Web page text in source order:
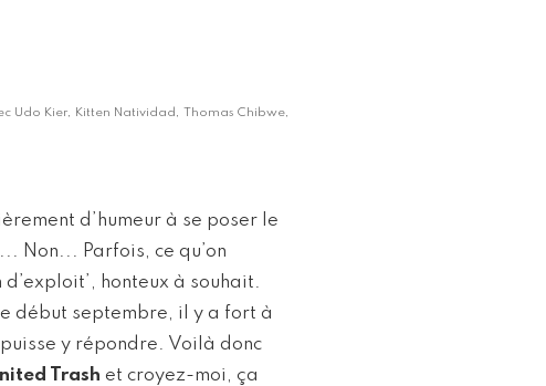
Udo Kier, Kitten Natividad, Thomas Chibwe,
d’humeur à se poser le
Non... Parfois, ce qu’on
honteux à souhait.
début septembre, il y a fort à
y répondre. Voilà donc
Trash et croyez-moi, ça